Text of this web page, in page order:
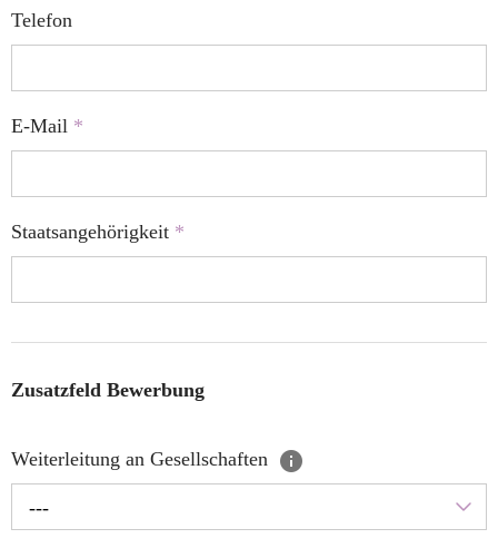
Telefon
E-Mail *
Staatsangehörigkeit *
Zusatzfeld Bewerbung
Weiterleitung an Gesellschaften
---